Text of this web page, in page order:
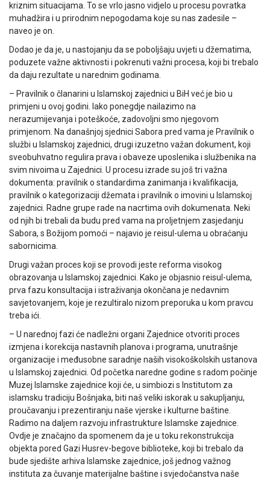
kriznim situacijama. To se vrlo jasno vidjelo u procesu povratka
muhadžira i u prirodnim nepogodama koje su nas zadesile –
naveo je on.
Dodao je da je, u nastojanju da se poboljšaju uvjeti u džematima,
poduzete važne aktivnosti i pokrenuti važni procesa, koji bi trebalo
da daju rezultate u narednim godinama.
– Pravilnik o članarini u Islamskoj zajednici u BiH već je bio u
primjeni u ovoj godini. Iako ponegdje nailazimo na
nerazumijevanja i poteškoće, zadovoljni smo njegovom
primjenom. Na današnjoj sjednici Sabora pred vama je Pravilnik o
službi u Islamskoj zajednici, drugi izuzetno važan dokument, koji
sveobuhvatno regulira prava i obaveze uposlenika i službenika na
svim nivoima u Zajednici. U procesu izrade su još tri važna
dokumenta: pravilnik o standardima zanimanja i kvalifikacija,
pravilnik o kategorizaciji džemata i pravilnik o imovini u Islamskoj
zajednici. Radne grupe rade na nacrtima ovih dokumenata. Neki
od njih bi trebali da budu pred vama na proljetnjem zasjedanju
Sabora, s Božijom pomoći – najavio je reisul-ulema u obraćanju
sabornicima.
Drugi važan proces koji se provodi jeste reforma visokog
obrazovanja u Islamskoj zajednici. Kako je objasnio reisul-ulema,
prva fazu konsultacija i istraživanja okončana je nedavnim
savjetovanjem, koje je rezultiralo nizom preporuka u kom pravcu
treba ići.
– U narednoj fazi će nadležni organi Zajednice otvoriti proces
izmjena i korekcija nastavnih planova i programa, unutrašnje
organizacije i međusobne saradnje naših visokoškolskih ustanova
u Islamskoj zajednici. Od početka naredne godine s radom počinje
Muzej Islamske zajednice koji će, u simbiozi s Institutom za
islamsku tradiciju Bošnjaka, biti naš veliki iskorak u sakupljanju,
proučavanju i prezentiranju naše vjerske i kulturne baštine.
Radimo na daljem razvoju infrastrukture Islamske zajednice.
Ovdje je značajno da spomenem da je u toku rekonstrukcija
objekta pored Gazi Husrev-begove biblioteke, koji bi trebalo da
bude sjedište arhiva Islamske zajednice, još jednog važnog
instituta za čuvanje materijalne baštine i svjedočanstva naše